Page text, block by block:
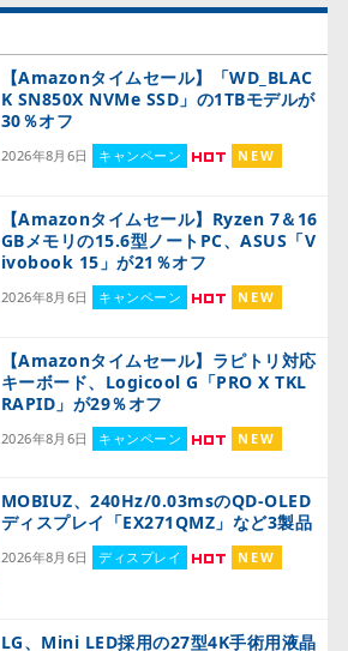
【Amazonタイムセール】「WD_BLAC
K SN850X NVMe SSD」の1TBモデルが
30％オフ
2026年8月6日 キャンペーン NEW
【Amazonタイムセール】Ryzen 7＆16
GBメモリの15.6型ノートPC、ASUS「V
ivobook 15」が21％オフ
2026年8月6日 キャンペーン NEW
【Amazonタイムセール】ラピトリ対応
キーボード、Logicool G「PRO X TKL
RAPID」が29％オフ
2026年8月6日 キャンペーン NEW
MOBIUZ、240Hz/0.03msのQD-OLED
ディスプレイ「EX271QMZ」など3製品
2026年8月6日 ディスプレイ NEW
LG、Mini LED採用の27型4K手術用液晶